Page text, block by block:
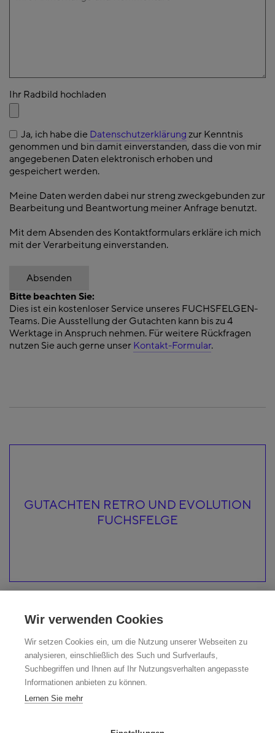
Ihr Radbild hochladen
Ja, ich habe die Datenschutzerklärung zur Kenntnis
genommen und bin damit einverstanden, dass die von mir
angegebenen Daten elektronisch erhoben und
gespeichert werden.
Meine Daten werden dabei nur streng zweckgebunden zur
Bearbeitung und Beantwortung meiner Anfrage benutzt.
Mit dem Absenden des Kontaktformulars erkläre ich mich
mit der Verarbeitung einverstanden.
Absenden
Bitte beachten Sie:
Dies ist ein kostenloser Service unseres FUCHSFELGEN-
Teams. Die Ausstellung der Gutachten kann bis zu 4
Werktage in Anspruch nehmen. Für weitere Rückfragen
nutzen Sie auch gerne unser Kontakt-Formular.
GUTACHTEN RETRO UND EVOLUTION
FUCHSFELGE
Wir verwenden Cookies
Wir setzen Cookies ein, um die Nutzung unserer Webseiten zu
analysieren, einschließlich des Such und Surfverlaufs,
Suchbegriffen und Ihnen auf Ihr Nutzungsverhalten angepasste
Informationen anbieten zu können.
Lernen Sie mehr